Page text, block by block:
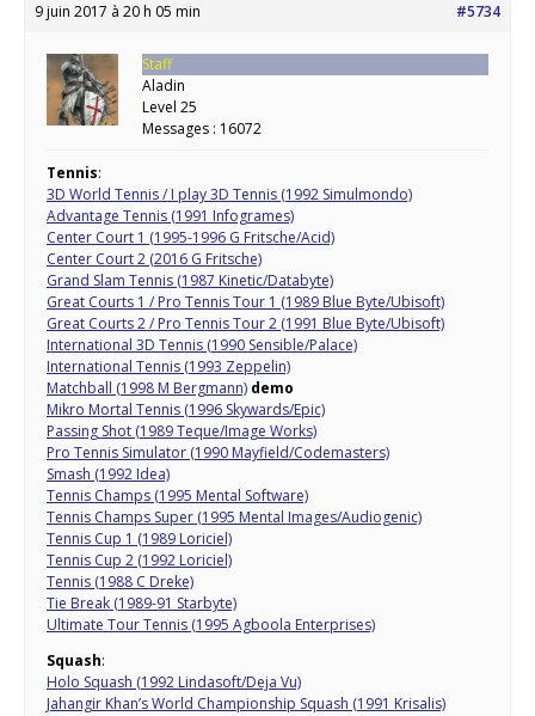
9 juin 2017 à 20 h 05 min #5734
Staff
Aladin
Level 25
Messages : 16072
Tennis:
3D World Tennis / I play 3D Tennis (1992 Simulmondo)
Advantage Tennis (1991 Infogrames)
Center Court 1 (1995-1996 G Fritsche/Acid)
Center Court 2 (2016 G Fritsche)
Grand Slam Tennis (1987 Kinetic/Databyte)
Great Courts 1 / Pro Tennis Tour 1 (1989 Blue Byte/Ubisoft)
Great Courts 2 / Pro Tennis Tour 2 (1991 Blue Byte/Ubisoft)
International 3D Tennis (1990 Sensible/Palace)
International Tennis (1993 Zeppelin)
Matchball (1998 M Bergmann) demo
Mikro Mortal Tennis (1996 Skywards/Epic)
Passing Shot (1989 Teque/Image Works)
Pro Tennis Simulator (1990 Mayfield/Codemasters)
Smash (1992 Idea)
Tennis Champs (1995 Mental Software)
Tennis Champs Super (1995 Mental Images/Audiogenic)
Tennis Cup 1 (1989 Loriciel)
Tennis Cup 2 (1992 Loriciel)
Tennis (1988 C Dreke)
Tie Break (1989-91 Starbyte)
Ultimate Tour Tennis (1995 Agboola Enterprises)
Squash:
Holo Squash (1992 Lindasoft/Deja Vu)
Jahangir Khan’s World Championship Squash (1991 Krisalis)